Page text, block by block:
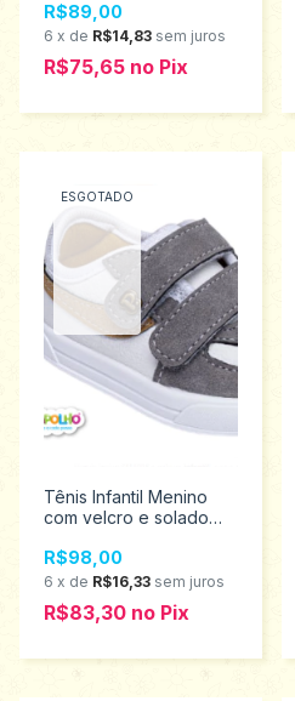
21 0120562
R$89,00
6 x de R$14,83 sem juros
R$75,65 no Pix
ESGOTADO
Tênis Infantil Menino
com velcro e solado
Pimpolho 22/27
0130314Promoção
R$98,00
6 x de R$16,33 sem juros
R$83,30 no Pix